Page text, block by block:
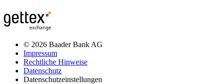
© 2026 Baader Bank AG
Impressum
Rechtliche Hinweise
Datenschutz
Datenschutzeinstellungen